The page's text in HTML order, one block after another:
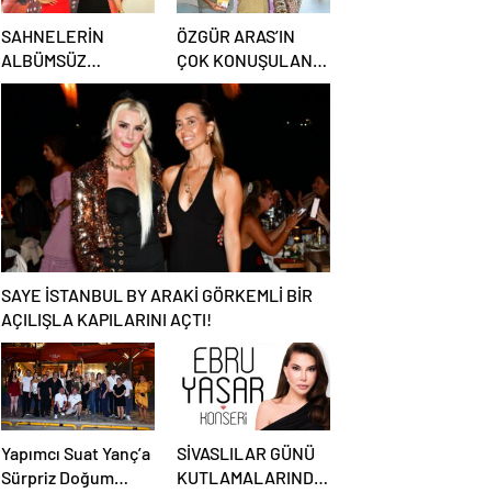
SAHNELERİN
ALBÜMSÜZ
ASSOLİSTİ GÖZDE
DEMİRBİLEK, NR1
MAGAZİN’DE: “SON
ASSOLİST OLARAK
VAR OLACAĞIM!”
ÖZGÜR ARAS’IN
ÇOK KONUŞULAN
KİTABI YENI
BASKISINI TITANIC
LUXURY
COLLECTION
BODRUM’DA
KUTLADI
SAYE İSTANBUL BY ARAKİ GÖRKEMLİ BİR
AÇILIŞLA KAPILARINI AÇTI!
Yapımcı Suat Yanç’a
Sürpriz Doğum
SİVASLILAR GÜNÜ
KUTLAMALARINDA